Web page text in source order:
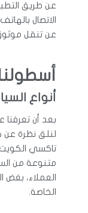
عن طريق
الاتصال
عن تنقل
أنواع
بعد أن
لنلق نظرة
تاكسي
متنوعة من
العملاء، بغض
الخاصة.